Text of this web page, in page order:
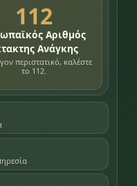
112
Αριθμός
Ανάγκης
περιστατικό, καλέστε
το 112.